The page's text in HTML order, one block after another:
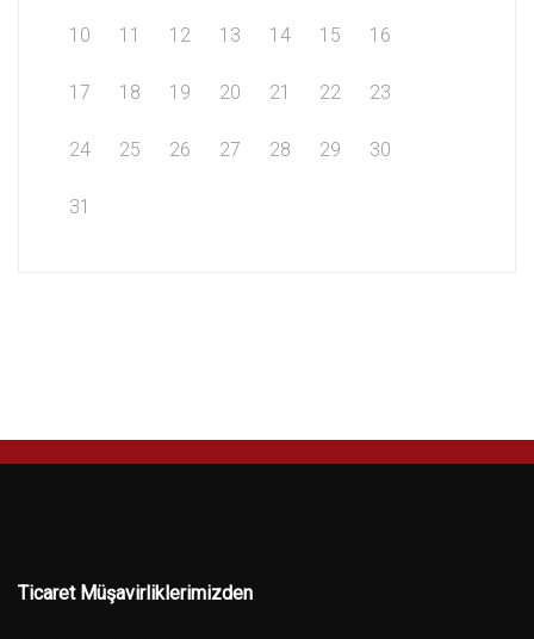
10 11 12 13 14 15 16
17 18 19 20 21 22 23
24 25 26 27 28 29 30
31
Ticaret Müşavirliklerimizden